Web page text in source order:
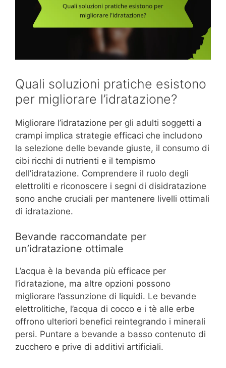
Quali soluzioni pratiche esistono
per migliorare l’idratazione?
Migliorare l’idratazione per gli adulti soggetti a
crampi implica strategie efficaci che includono
la selezione delle bevande giuste, il consumo di
cibi ricchi di nutrienti e il tempismo
dell’idratazione. Comprendere il ruolo degli
elettroliti e riconoscere i segni di disidratazione
sono anche cruciali per mantenere livelli ottimali
di idratazione.
Bevande raccomandate per
un’idratazione ottimale
L’acqua è la bevanda più efficace per
l’idratazione, ma altre opzioni possono
migliorare l’assunzione di liquidi. Le bevande
elettrolitiche, l’acqua di cocco e i tè alle erbe
offrono ulteriori benefici reintegrando i minerali
persi. Puntare a bevande a basso contenuto di
zucchero e prive di additivi artificiali.